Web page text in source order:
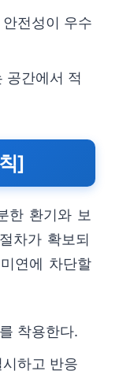
전성이 우수
공간에서 적
]
한 환기와 보
차가 확보되
연에 차단할
착용한다.
하고 반응